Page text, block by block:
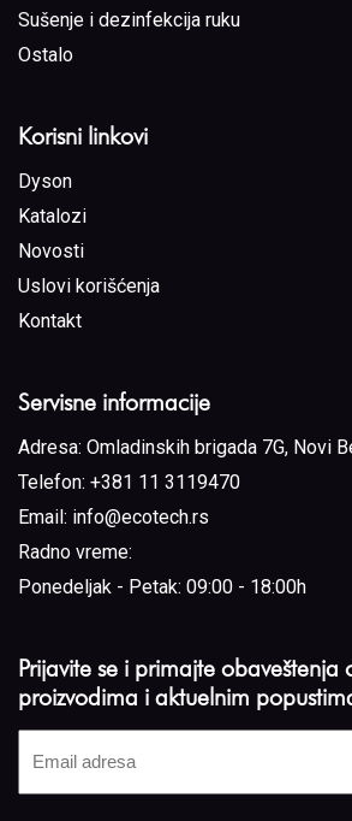
Sušenje i dezinfekcija ruku
Ostalo
Korisni linkovi
Dyson
Katalozi
Novosti
Uslovi korišćenja
Kontakt
Servisne informacije
Adresa: Omladinskih brigada 7G, Novi
Telefon: +381 11 3119470
Email: info@ecotech.rs
Radno vreme:
Ponedeljak - Petak: 09:00 - 18:00h
Prijavite se i primajte obaveštenja
proizvodima i aktuelnim
adresa